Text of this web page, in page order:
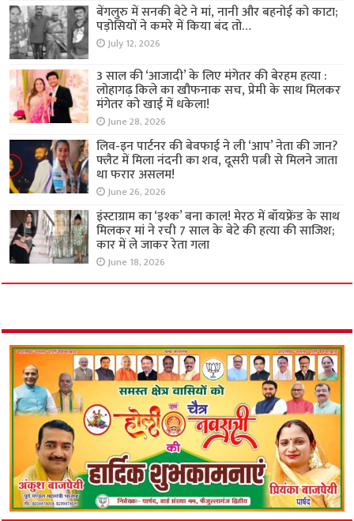
बेंगलुरु में सनकी बेटे ने मां, नानी और बहनोई को काटा;
पड़ोसियों ने कमरे में किया बंद तो…
July 12, 2026
3 साल की ‘आजादी’ के लिए मंगेतर की बेरहम हत्या :
लोहागढ़ किले का खौफनाक सच, प्रेमी के साथ मिलकर
मंगेतर को खाई में धकेला!
June 28, 2026
लिव-इन पार्टनर की बेवफाई ने ली ‘आप’ नेता की जान?
फ्लैट में मिला नंदनी का शव, दूसरी पत्नी से मिलने जाता
था फरार असलम!
June 26, 2026
इंस्टाग्राम का ‘इश्क’ बना काल! मेरठ में बॉयफ्रेंड के साथ
मिलकर मां ने रची 7 साल के बेटे की हत्या की साजिश;
कार में ले जाकर रेता गला
June 18, 2026